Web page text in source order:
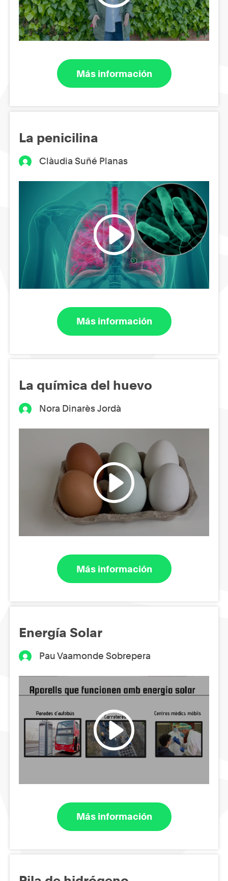
Más información
La penicilina
Clàudia Suñé Planas
Más información
La química del huevo
Nora Dinarès Jordà
Más información
Energía Solar
Pau Vaamonde Sobrepera
Más información